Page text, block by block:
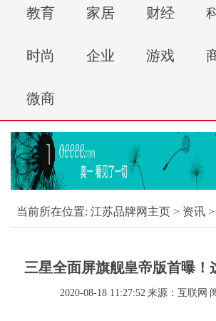
教育 家居 财经
时尚 企业 游戏
微商
当前所在位置: 江苏品牌网主页 > 资讯
三星全面屏旗舰皇帝版首曝！
2020-08-18 11:27:52 来源：互联网